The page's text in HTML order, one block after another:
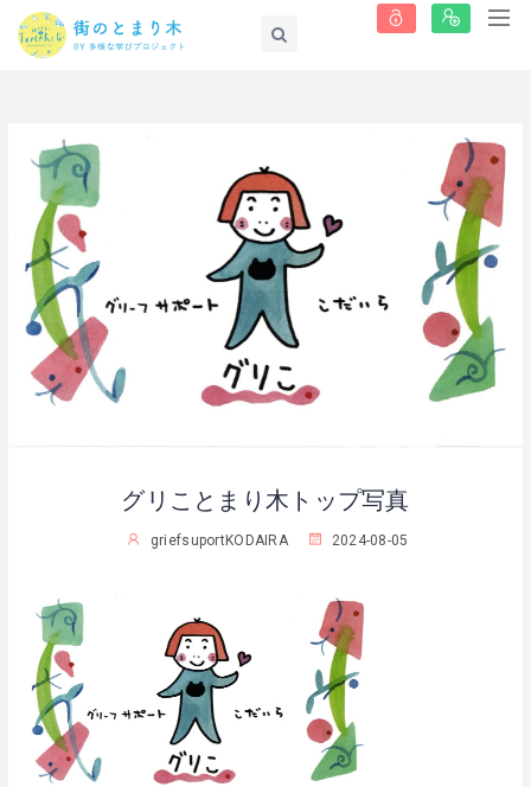
グリことまり木トップ写真
griefsuportKODAIRA 2024-08-05